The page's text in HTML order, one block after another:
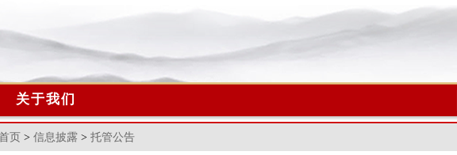
关于我们
页 > 信息披露 > 托管公告